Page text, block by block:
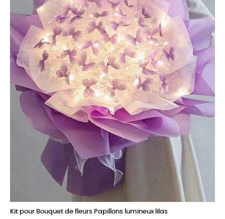
Kit pour Bouquet de fleurs Papillons lumineux lilas